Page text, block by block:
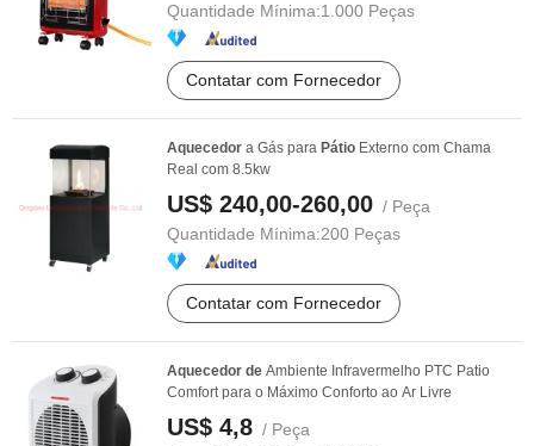
Quantidade Mínima:1.000 Peças
Contatar com Fornecedor
Aquecedor a Gás para Pátio Externo com Chama
Real com 8.5kw
US$ 240,00-260,00 / Peça
Quantidade Mínima:200 Peças
Contatar com Fornecedor
Aquecedor de Ambiente Infravermelho PTC Patio
Comfort para o Máximo Conforto ao Ar Livre
US$ 4,8 / Peça